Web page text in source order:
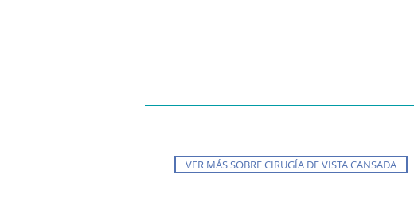
VER MÁS SOBRE CIRUGÍA DE VISTA CANSADA